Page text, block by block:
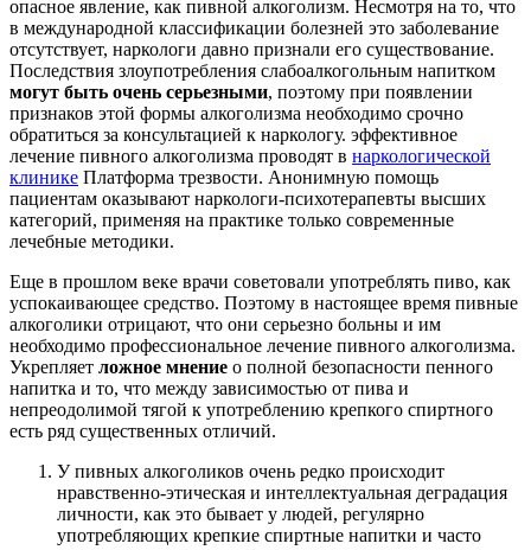
опасное явление, как пивной алкоголизм. Несмотря на то, что
в международной классификации болезней это заболевание
отсутствует, наркологи давно признали его существование.
Последствия злоупотребления слабоалкогольным напитком
могут быть очень серьезными, поэтому при появлении
признаков этой формы алкоголизма необходимо срочно
обратиться за консультацией к наркологу. эффективное
лечение пивного алкоголизма проводят в наркологической
клинике Платформа трезвости. Анонимную помощь
пациентам оказывают наркологи-психотерапевты высших
категорий, применяя на практике только современные
лечебные методики.
Еще в прошлом веке врачи советовали употреблять пиво, как
успокаивающее средство. Поэтому в настоящее время пивные
алкоголики отрицают, что они серьезно больны и им
необходимо профессиональное лечение пивного алкоголизма.
Укрепляет ложное мнение о полной безопасности пенного
напитка и то, что между зависимостью от пива и
непреодолимой тягой к употреблению крепкого спиртного
есть ряд существенных отличий.
У пивных алкоголиков очень редко происходит
нравственно-этическая и интеллектуальная деградация
личности, как это бывает у людей, регулярно
употребляющих крепкие спиртные напитки и часто